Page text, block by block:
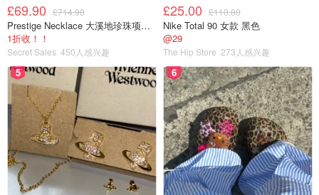
£69.90 £714.90
Prestige Necklace 大溪地珍珠项链 10-11mm
1折收！！
Secret Sales 450人感兴趣
£25.00 £110.00
Nike Total 90 女款 黑色
@29
The Hip Store 273人感兴趣
5 6